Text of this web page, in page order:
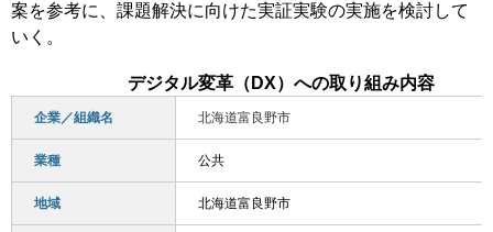
案を参考に、課題解決に向けた実証実験の実施を検討して
いく。
デジタル変革（DX）への取り組み内容
企業／組織名 北海道富良野市
業種 公共
地域 北海道富良野市